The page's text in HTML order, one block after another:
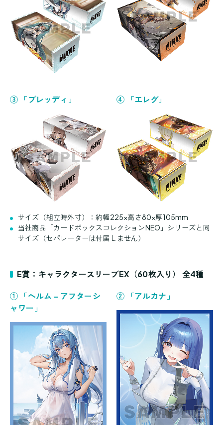
③ 「ブレッディ」 ④ 「エレグ」
サイズ（組立時外寸）：約幅225×高さ80×厚105mm
当社商品「カードボックスコレクションNEO」シリーズと同
サイズ（セパレーターは付属しません）
E賞：キャラクタースリーブEX（60枚入り） 全4種
① 「ヘルム – アフターシ
ャワー」
② 「アルカナ」